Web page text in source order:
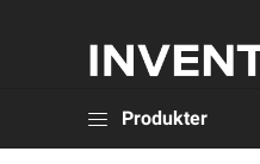
Produkter